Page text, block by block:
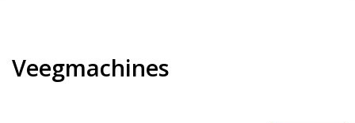
Veegmachines